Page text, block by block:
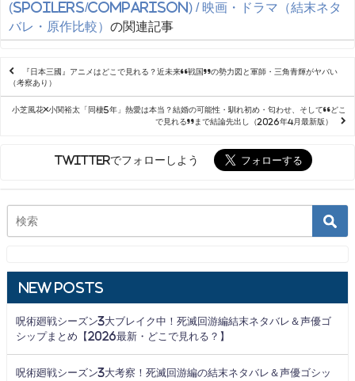
(Spoilers/Comparison) / 映画・ドラマ（結末ネタ
バレ・原作比較） の関連記事
『日本三國』アニメはどこで見れる？近未来“戦国”の勢力図と軍師・三角青輝がヤバい
（考察あり）
小芝風花×小関裕太「同棲5年」熱愛は本当？結婚の可能性・馴れ初め・匂わせ、そして“どこ
で見れる”まで結論先出し（2026年4月最新版）
Twitterでフォローしよう
New Posts
呪術廻戦シーズン3大ブレイク中！死滅回游編結末ネタバレ＆声優ゴ
シップまとめ【2026最新・どこで見れる？】
呪術廻戦シーズン3大考察！死滅回游編の結末ネタバレ＆声優ゴシッ